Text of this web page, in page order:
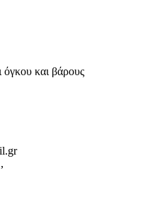
όγκου και βάρους